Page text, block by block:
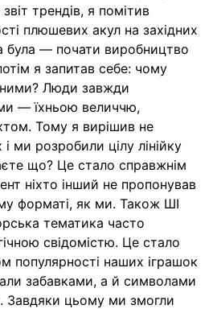
трендів, я помітив
плюшевих акул на західних
— почати виробництво
я запитав себе: чому
Люди завжди
— їхньою величчю,
Тому я вирішив не
ми розробили цілу лінійку
що? Це стало справжнім
ніхто інший не пропонував
форматі, як ми. Також ШІ
тематика часто
свідомістю. Це стало
популярності наших іграшок
забавками, а й символами
Завдяки цьому ми змогли